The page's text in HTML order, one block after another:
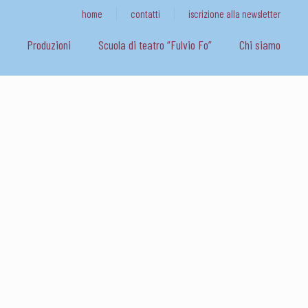
home contatti iscrizione alla newsletter
Produzioni Scuola di teatro “Fulvio Fo” Chi siamo